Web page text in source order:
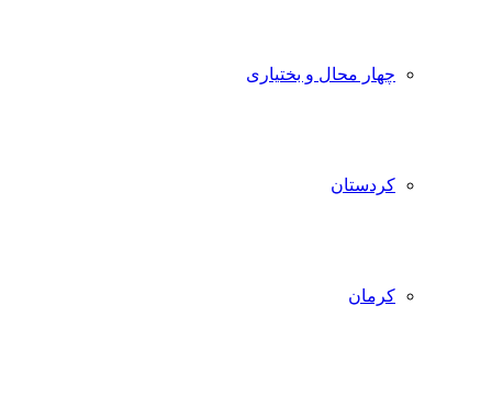
چهار محال و بختیاری
کردستان
کرمان